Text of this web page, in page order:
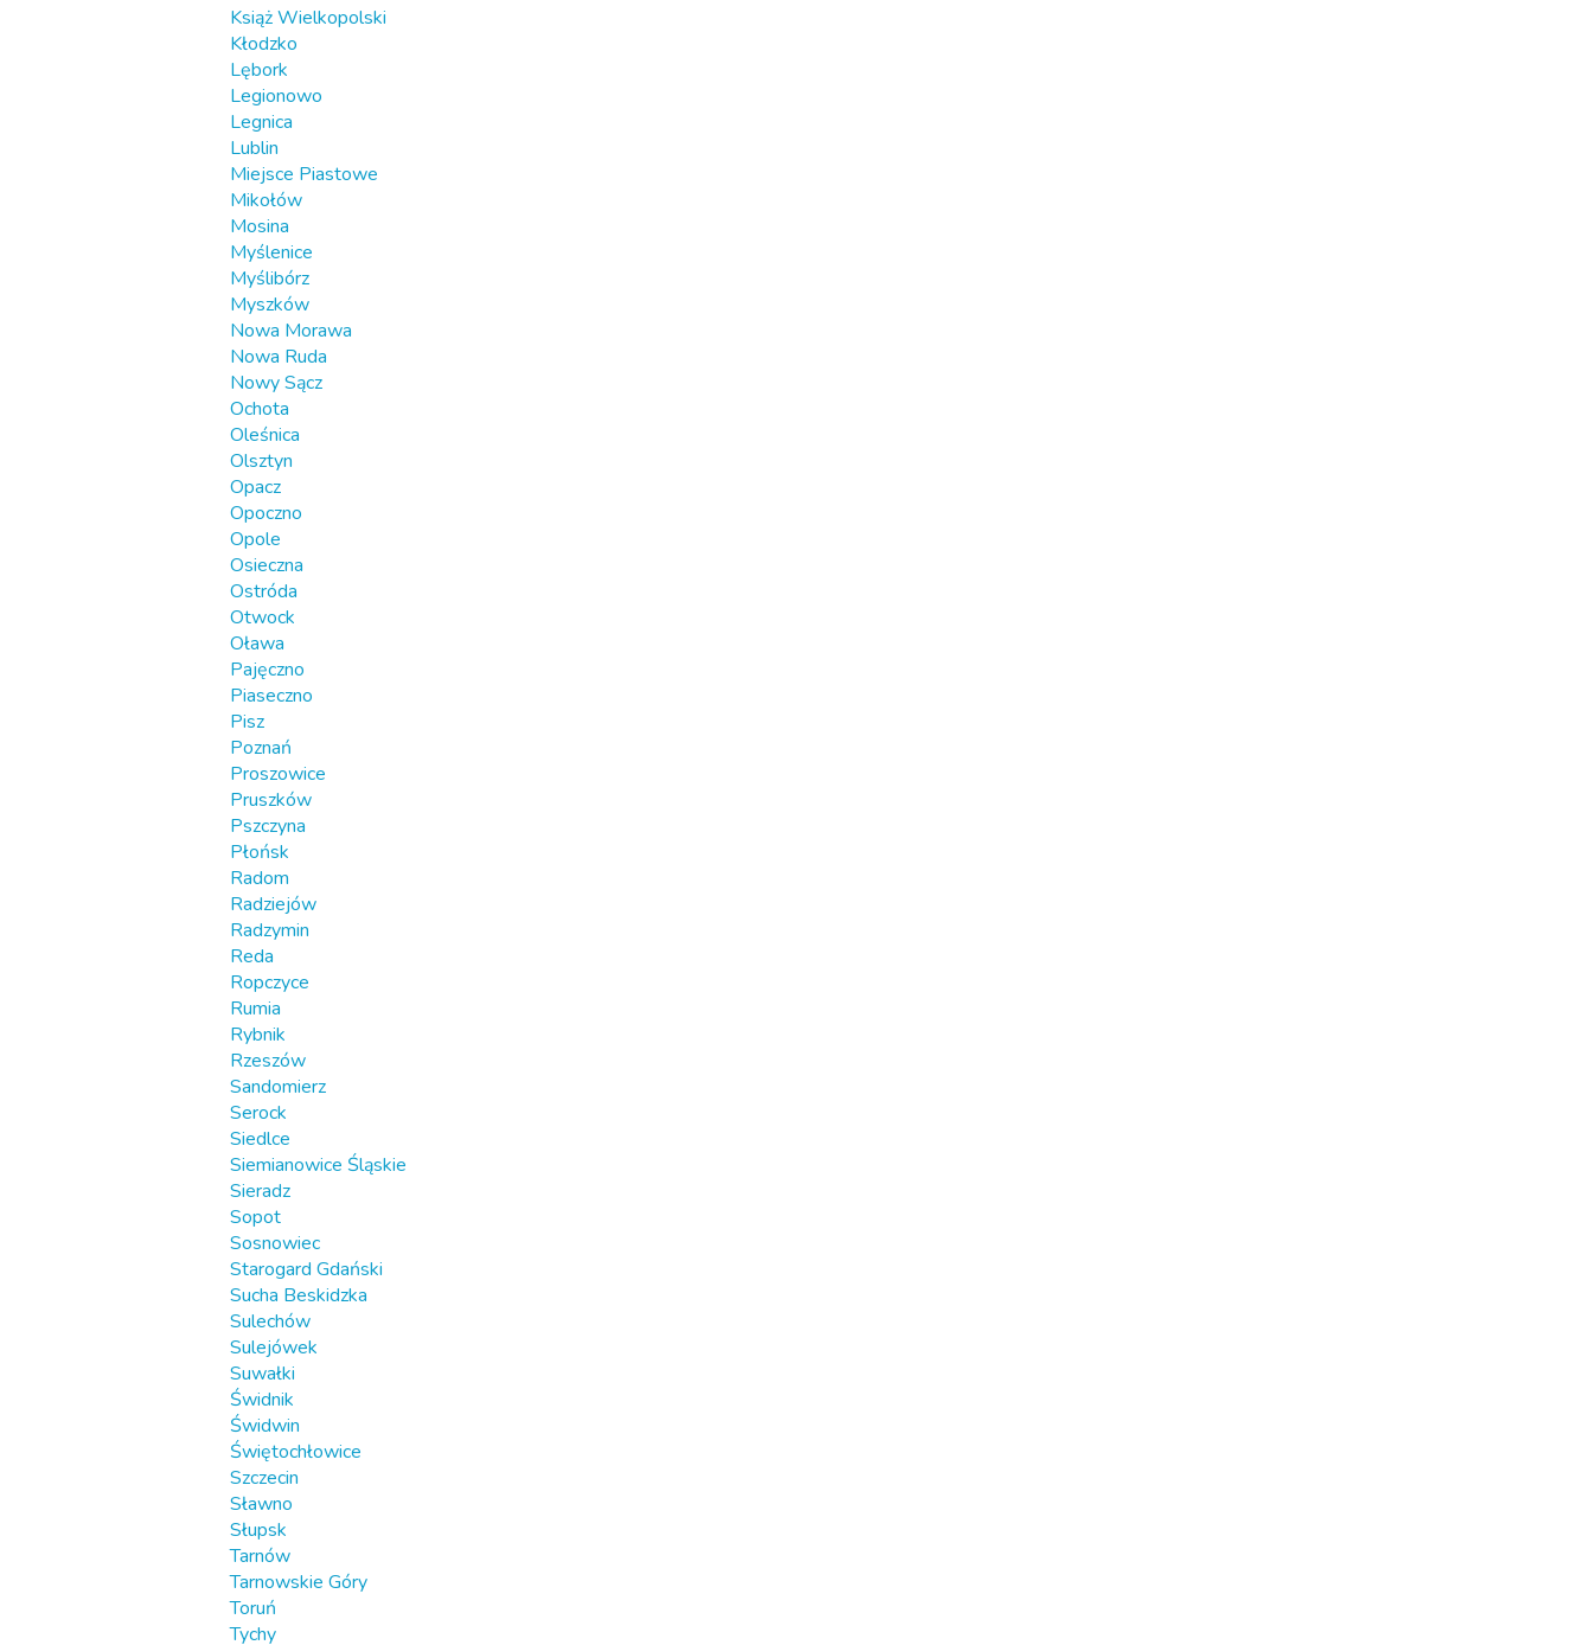
Książ Wielkopolski
Kłodzko
Lębork
Legionowo
Legnica
Lublin
Miejsce Piastowe
Mikołów
Mosina
Myślenice
Myślibórz
Myszków
Nowa Morawa
Nowa Ruda
Nowy Sącz
Ochota
Oleśnica
Olsztyn
Opacz
Opoczno
Opole
Osieczna
Ostróda
Otwock
Oława
Pajęczno
Piaseczno
Pisz
Poznań
Proszowice
Pruszków
Pszczyna
Płońsk
Radom
Radziejów
Radzymin
Reda
Ropczyce
Rumia
Rybnik
Rzeszów
Sandomierz
Serock
Siedlce
Siemianowice Śląskie
Sieradz
Sopot
Sosnowiec
Starogard Gdański
Sucha Beskidzka
Sulechów
Sulejówek
Suwałki
Świdnik
Świdwin
Świętochłowice
Szczecin
Sławno
Słupsk
Tarnów
Tarnowskie Góry
Toruń
Tychy